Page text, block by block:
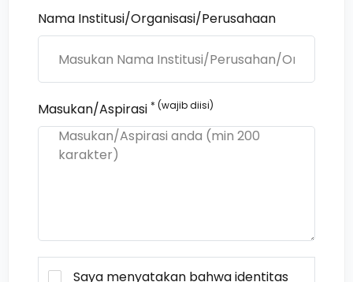
Nama Institusi/Organisasi/Perusahaan
Masukan/Aspirasi * (wajib diisi)
Saya menyatakan bahwa identitas